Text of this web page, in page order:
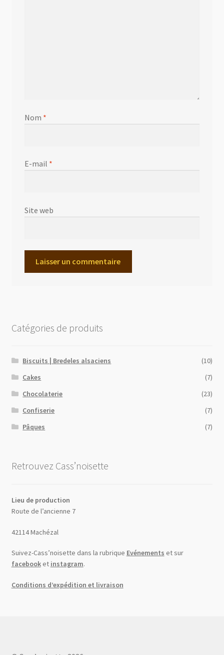
Nom *
E-mail *
Site web
Catégories de produits
Biscuits | Bredeles alsaciens
(10)
Cakes
(7)
Chocolaterie
(23)
Confiserie
(7)
Pâques
(7)
Retrouvez Cass’noisette
Lieu de production
Route de l’ancienne 7
42114 Machézal
Suivez-Cass’noisette dans la rubrique Evénements et sur
facebooket instagram.
Conditions d’expédition et livraison